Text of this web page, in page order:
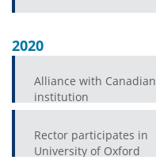
2020
Alliance with Canadian
institution
Rector participates in
University of Oxford